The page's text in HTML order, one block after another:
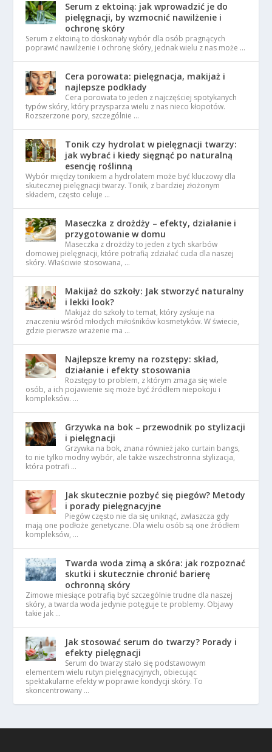
Serum z ektoiną: jak wprowadzić je do
pielęgnacji, by wzmocnić nawilżenie i
ochronę skóry
Serum z ektoiną to doskonały wybór dla osób pragnących
poprawić nawilżenie i ochronę skóry, jednak wielu z nas może …
Cera porowata: pielęgnacja, makijaż i
najlepsze podkłady
Cera porowata to jeden z najczęściej spotykanych
typów skóry, który przysparza wielu z nas nieco kłopotów.
Rozszerzone pory, szczególnie …
Tonik czy hydrolat w pielęgnacji twarzy:
jak wybrać i kiedy sięgnąć po naturalną
esencję roślinną
Wybór między tonikiem a hydrolatem może być kluczowy dla
skutecznej pielęgnacji twarzy. Tonik, z bardziej złożonym
składem, często celuje …
Maseczka z drożdży – efekty, działanie i
przygotowanie w domu
Maseczka z drożdży to jeden z tych skarbów
domowej pielęgnacji, które potrafią zdziałać cuda dla naszej
skóry. Właściwie stosowana, …
Makijaż do szkoły: Jak stworzyć naturalny
i lekki look?
Makijaż do szkoły to temat, który zyskuje na
znaczeniu wśród młodych miłośników kosmetyków. W świecie,
gdzie pierwsze wrażenie ma …
Najlepsze kremy na rozstępy: skład,
działanie i efekty stosowania
Rozstępy to problem, z którym zmaga się wiele
osób, a ich pojawienie się może być źródłem niepokoju i
kompleksów. …
Grzywka na bok – przewodnik po stylizacji
i pielęgnacji
Grzywka na bok, znana również jako curtain bangs,
to nie tylko modny wybór, ale także wszechstronna stylizacja,
która potrafi …
Jak skutecznie pozbyć się piegów? Metody
i porady pielęgnacyjne
Piegów często nie da się uniknąć, zwłaszcza gdy
mają one podłoże genetyczne. Dla wielu osób są one źródłem
kompleksów, …
Twarda woda zimą a skóra: jak rozpoznać
skutki i skutecznie chronić barierę
ochronną skóry
Zimowe miesiące potrafią być szczególnie trudne dla naszej
skóry, a twarda woda jedynie potęguje te problemy. Objawy
takie jak …
Jak stosować serum do twarzy? Porady i
efekty pielęgnacji
Serum do twarzy stało się podstawowym
elementem wielu rutyn pielęgnacyjnych, obiecując
spektakularne efekty w poprawie kondycji skóry. To
skoncentrowany …